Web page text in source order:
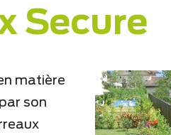
Secure
matière
son